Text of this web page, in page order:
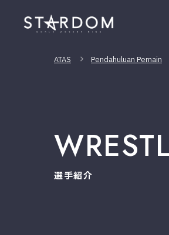
ATAS Pendahuluan Pemain
選手紹介